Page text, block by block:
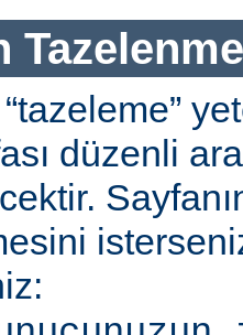
“tazeleme”
düzenli